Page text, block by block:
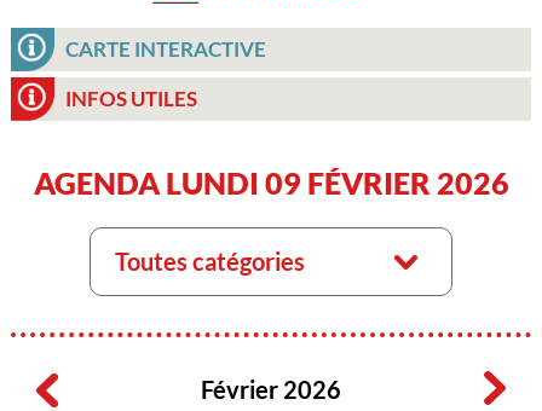
CARTE INTERACTIVE
INFOS UTILES
AGENDA LUNDI 09 FÉVRIER 2026
Toutes catégories
Février 2026